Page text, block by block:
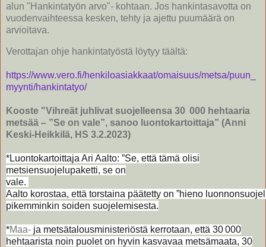
alun "Hankintatyön arvo"- kohtaan. Jos hankintasavotta on
vuodenvaihteessa kesken, tehty ja ajettu puumäärä on
arvioitava.
Verottajan ohje hankintatyöstä löytyy täältä:
https://www.vero.fi/henkiloasiakkaat/omaisuus/metsa/puun_
myynti/hankintatyo/
Kooste "Vihreät juhlivat suojelleensa 30 000 hehtaaria
metsää – ”Se on vale”, sanoo luonto­kartoittaja” (Anni
Keski-Heikkilä, HS 3.2.2023)
*Luontokartoittaja Ari Aalto: ”Se, että tämä olisi
metsiensuojelupaketti, se on
vale.
Aalto korostaa, että torstaina päätetty on ”hieno
pikemminkin soiden suojelemisesta.
*Maa- ja metsätalousministeriöstä kerrotaan, että 30 000
hehtaarista noin puolet on hyvin kasvavaa metsämaata, 30